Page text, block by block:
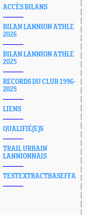
ACCÈS BILANS
BILAN LANNION ATHLE
2026
BILAN LANNION ATHLE
2025
RECORDS DU CLUB 1996-
2025
LIENS
QUALIFIÉ(E)S
TRAIL URBAIN
LANNIONNAIS
TESTEXTRACTBASEFFA